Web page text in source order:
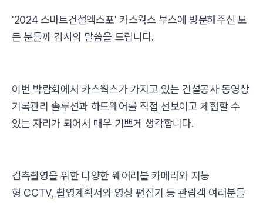
'2024 스마트건설엑스포' 카스웍스 부스에 방문해주신 모
든 분들께 감사의 말씀을 드립니다.
이번 박람회에서 카스웍스가 가지고 있는 건설공사 동영상
기록관리 솔루션과 하드웨어를 직접 선보이고 체험할 수
있는 자리가 되어서 매우 기쁘게 생각합니다.
검측촬영을 위한 다양한 웨어러블 카메라와 지능
형 CCTV, 촬영계획서와 영상 편집기 등 관람객 여러분들